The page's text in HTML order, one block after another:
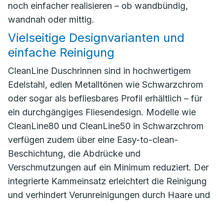
noch einfacher realisieren – ob wandbündig,
wandnah oder mittig.
Vielseitige Designvarianten und
einfache Reinigung
CleanLine Duschrinnen sind in hochwertigem
Edelstahl, edlen Metalltönen wie Schwarzchrom
oder sogar als befliesbares Profil erhältlich – für
ein durchgängiges Fliesendesign. Modelle wie
CleanLine80 und CleanLine50 in Schwarzchrom
verfügen zudem über eine Easy-to-clean-
Beschichtung, die Abdrücke und
Verschmutzungen auf ein Minimum reduziert. Der
integrierte Kammeinsatz erleichtert die Reinigung
und verhindert Verunreinigungen durch Haare und